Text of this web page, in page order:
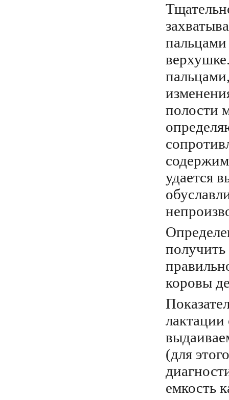
полости
удается
коровы
(для
емкость